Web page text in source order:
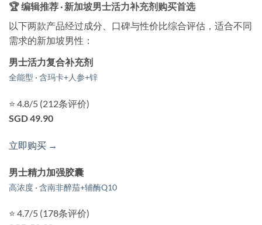
🏆 编辑推荐 · 新加坡男士活力补充剂购买首选
以下两款产品经过成分、口碑与性价比综合评估，适合不同
需求的新加坡男性：
男士活力复合补充剂
全能型 · 含玛卡+人参+锌
⭐ 4.8/5 (212条评价)
SGD 49.90
立即购买 →
男士精力加强胶囊
高浓度 · 含南非醉茄+辅酶Q10
⭐ 4.7/5 (178条评价)